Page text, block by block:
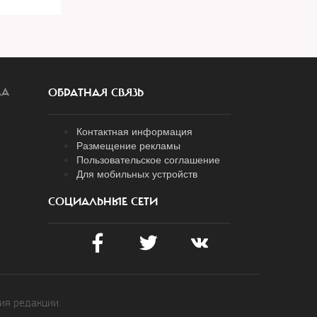
ОБРАТНАЯ СВЯЗЬ
Контактная информация
Размещение рекламы
Пользовательское соглашение
Для мобильных устройств
СОЦИАЛЬНЫЕ СЕТИ
редакции.